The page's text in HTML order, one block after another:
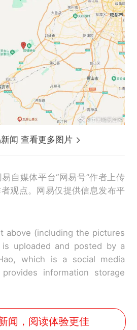
闻 查看更多图片
自媒体平台“网易号”作者上传
观点。网易仅提供信息发布平
above (including the pictures
uploaded and posted by a
which is a social media
information storage
闻，阅读体验更佳